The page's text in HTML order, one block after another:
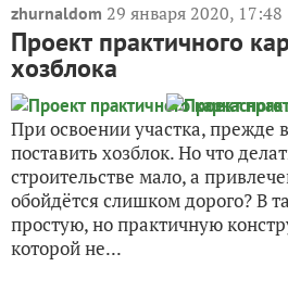
zhurnaldom 29 января 2020, 17:48
Проект практичного
хозблока
При освоении участка, прежде
поставить хозблок. Но что
строительстве мало, а
обойдётся слишком дорого? В
простую, но практичную
которой не...